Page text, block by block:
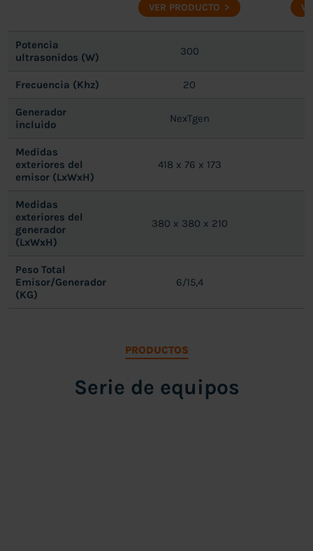
VER PRODUCTO
Potencia
ultrasonidos (W)
300
Frecuencia (Khz) 20
Generador
incluido
NexTgen
Medidas
exteriores del
emisor (LxWxH)
418 x 76 x 173
Medidas
exteriores del
generador
(LxWxH)
380 x 380 x 210
Peso Total
Emisor/Generador
(KG)
6/15,4
PRODUCTOS
Serie de equipos